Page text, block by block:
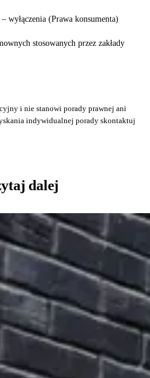
wyłączenia (Prawa konsumenta)
stosowanych przez zakłady
i nie stanowi porady prawnej ani
indywidualnej porady skontaktuj
dalej